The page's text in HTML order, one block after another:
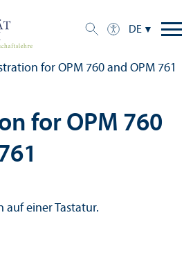
DE
for OPM 760 and OPM 761
for OPM 760